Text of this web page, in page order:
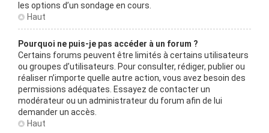
les options d’un sondage en cours.
Haut
Pourquoi ne puis-je pas accéder à un forum ?
Certains forums peuvent être limités à certains utilisateurs
ou groupes d’utilisateurs. Pour consulter, rédiger, publier ou
réaliser n’importe quelle autre action, vous avez besoin des
permissions adéquates. Essayez de contacter un
modérateur ou un administrateur du forum afin de lui
demander un accès.
Haut